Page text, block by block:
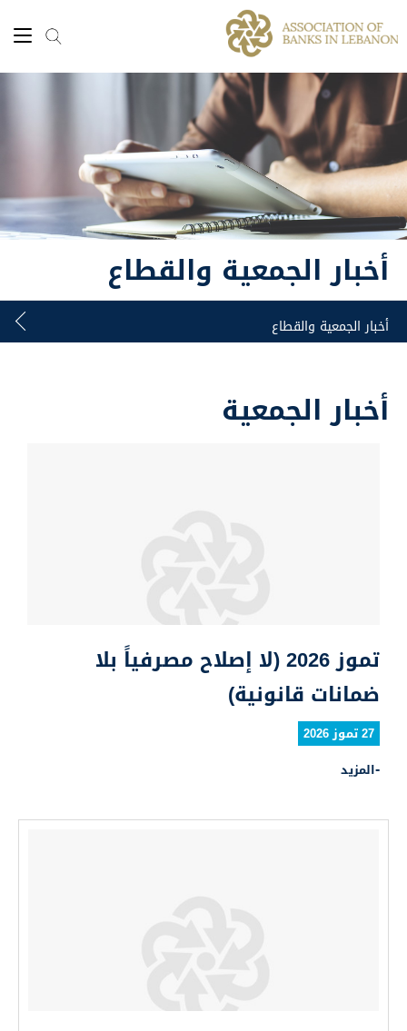
أخبار الجمعية والقطاع
أخبار الجمعية
تموز 2026 (لا إصلاح مصرفياً بلا
ضمانات قانونية)
27 تموز 2026
المزيد